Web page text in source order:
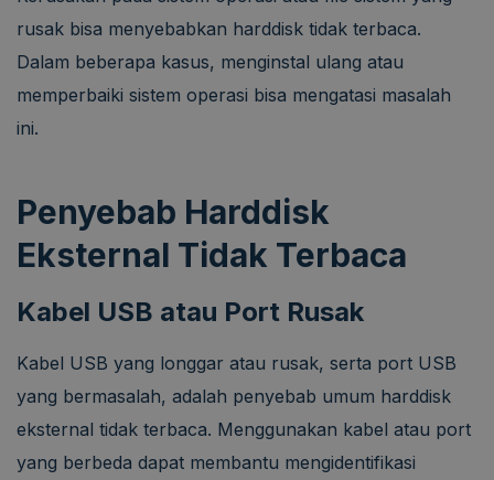
rusak bisa menyebabkan harddisk tidak terbaca.
Dalam beberapa kasus, menginstal ulang atau
memperbaiki sistem operasi bisa mengatasi masalah
ini.
Penyebab Harddisk
Eksternal Tidak Terbaca
Kabel USB atau Port Rusak
Kabel USB yang longgar atau rusak, serta port USB
yang bermasalah, adalah penyebab umum harddisk
eksternal tidak terbaca. Menggunakan kabel atau port
yang berbeda dapat membantu mengidentifikasi